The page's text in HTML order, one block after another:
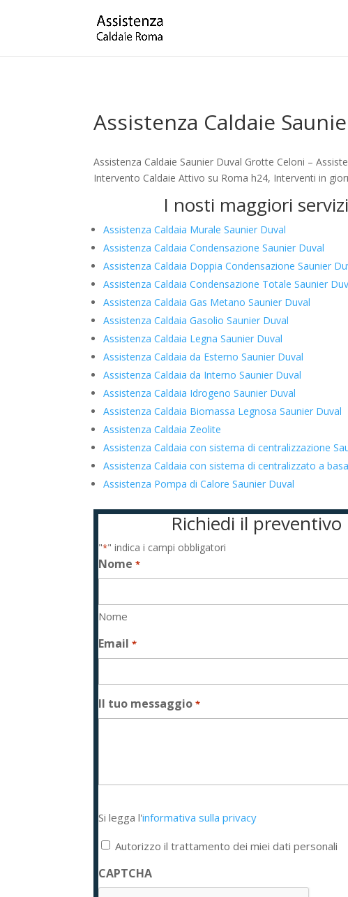
Assistenza Caldaie
Assistenza Caldaie Saunier Duval Grotte Celoni –
Intervento Caldaie Attivo su Roma h24, Interventi in
I nosti maggiori
Assistenza Caldaia Murale Saunier Duval
Assistenza Caldaia Condensazione Saunier Duval
Assistenza Caldaia Doppia Condensazione Saunier
Assistenza Caldaia Condensazione Totale Saunier
Assistenza Caldaia Gas Metano Saunier Duval
Assistenza Caldaia Gasolio Saunier Duval
Assistenza Caldaia Legna Saunier Duval
Assistenza Caldaia da Esterno Saunier Duval
Assistenza Caldaia da Interno Saunier Duval
Assistenza Caldaia Idrogeno Saunier Duval
Assistenza Caldaia Biomassa Legnosa Saunier Duval
Assistenza Caldaia Zeolite
Assistenza Caldaia con sistema di centralizzazione
Assistenza Caldaia con sistema di centralizzato a
Assistenza Pompa di Calore Saunier Duval
Richiedi il
"*" indica i campi obbligatori
Nome *
Nome
Email *
Il tuo messaggio *
legga
l'informativa
privacy
*
Si legga l'informativa sulla privacy
Autorizzo il trattamento dei miei dati personali
CAPTCHA